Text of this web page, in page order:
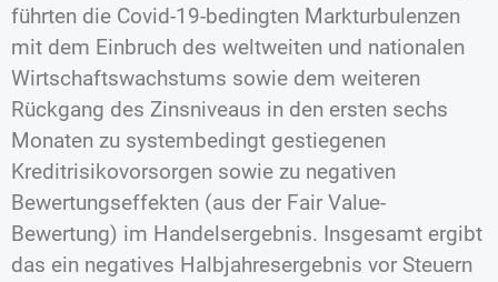
führten die Covid-19-bedingten Markturbulenzen
mit dem Einbruch des weltweiten und nationalen
Wirtschaftswachstums sowie dem weiteren
Rückgang des Zinsniveaus in den ersten sechs
Monaten zu systembedingt gestiegenen
Kreditrisikovorsorgen sowie zu negativen
Bewertungseffekten (aus der Fair Value-
Bewertung) im Handelsergebnis. Insgesamt ergibt
das ein negatives Halbjahresergebnis vor Steuern